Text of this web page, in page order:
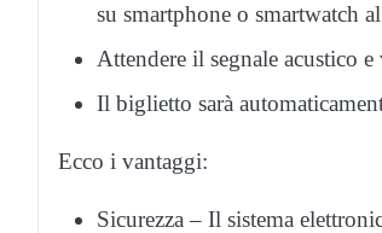
su smartphone o smartwatch
Attendere il segnale acustico
Il biglietto sarà
Ecco i vantaggi:
Sicurezza – Il sistema